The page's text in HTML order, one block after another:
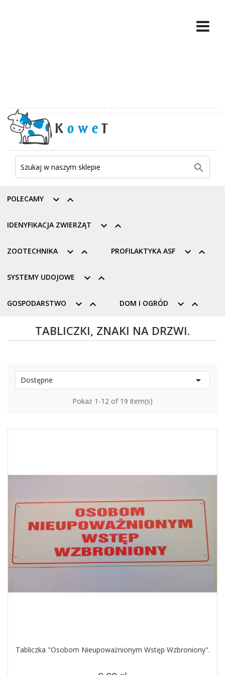

 
POLECAMY
 
IDENYFIKACJA ZWIERZĄT
 
ZOOTECHNIKA  
PROFILAKTYKA ASF
 
SYSTEMY UDOJOWE
 
GOSPODARSTWO  
DOM I OGRÓD
TABLICZKI, ZNAKI NA DRZWI.
Dostępne 
Pokaż 1-12 of 19 item(s)
Tabliczka "Osobom Nieupoważnionym Wstęp Wzbroniony".